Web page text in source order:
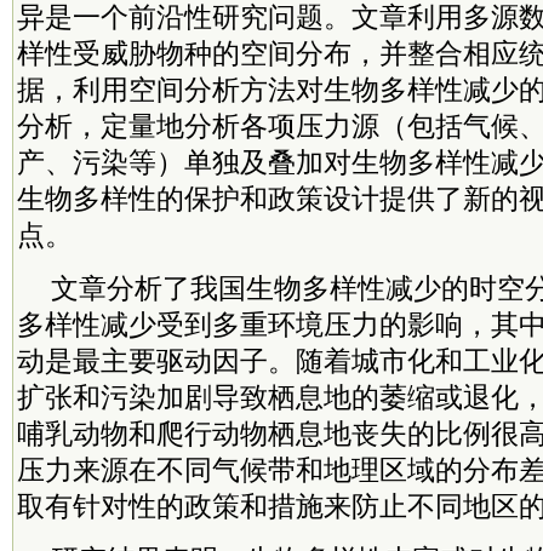
异是一个前沿性研究问题。文章利用多源
样性受威胁物种的空间分布，并整合相应
据，利用空间分析方法对生物多样性减少
分析，定量地分析各项压力源（包括气候
产、污染等）单独及叠加对生物多样性减
生物多样性的保护和政策设计提供了新的
点。
文章分析了我国生物多样性减少的时空
多样性减少受到多重环境压力的影响，其
动是最主要驱动因子。随着城市化和工业
扩张和污染加剧导致栖息地的萎缩或退化
哺乳动物和爬行动物栖息地丧失的比例很
压力来源在不同气候带和地理区域的分布
取有针对性的政策和措施来防止不同地区